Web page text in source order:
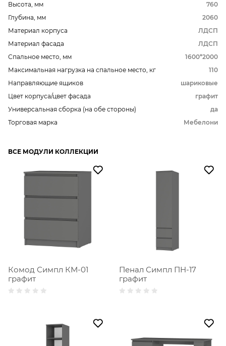
Высота, мм
760
Глубина, мм
2060
Материал корпуса
ЛДСП
Материал фасада
ЛДСП
Спальное место, мм
1600*2000
Максимальная нагрузка на спальное место, кг
110
Направляющие ящиков
шариковые
Цвет корпуса/цвет фасада
графит
Универсальная сборка (на обе стороны)
да
Торговая марка
Мебелони
ВСЕ МОДУЛИ КОЛЛЕКЦИИ
Комод Симпл КМ-01
графит
Пенал Симпл ПН-17
графит